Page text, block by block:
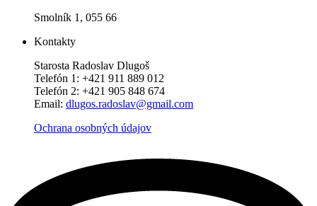
Smolník 1, 055 66
Kontakty
Starosta Radoslav Dlugoš
Telefón 1: +421 911 889 012
Telefón 2: +421 905 848 674
Email: dlugos.radoslav@gmail.com
Ochrana osobných údajov